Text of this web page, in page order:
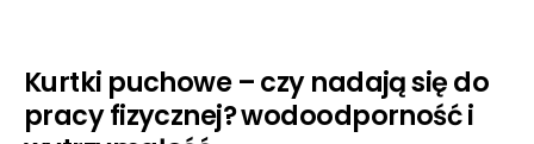
Kurtki puchowe – czy nadają się do
pracy fizycznej? wodoodporność i